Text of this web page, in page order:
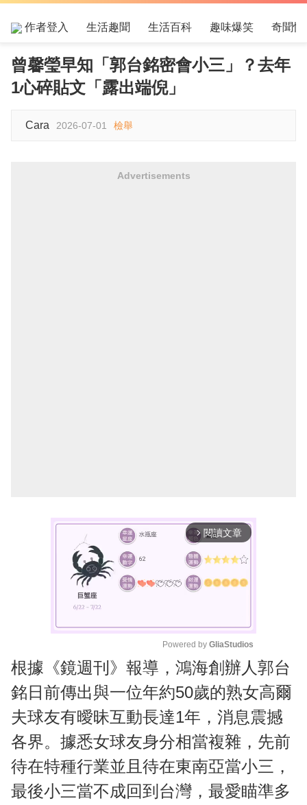
作者登入 生活趣聞 生活百科 趣味爆笑 奇聞怪
曾馨瑩早知「郭台銘密會小三」？去年
1心碎貼文「露出端倪」
Cara 2026-07-01 檢舉
Advertisements
arrow_forward_ios 閱讀文章
M
u
t
Powered by GliaStudios
根據《鏡週刊》報導，鴻海創辦人郭台
銘日前傳出與一位年約50歲的熟女高爾
夫球友有曖昧互動長達1年，消息震撼
各界。據悉女球友身分相當複雜，先前
待在特種行業並且待在東南亞當小三，
最後小三當不成回到台灣，最愛瞄準多